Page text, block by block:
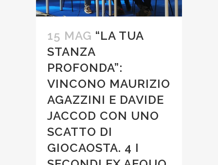
15 MAG “LA TUA
STANZA
PROFONDA”:
VINCONO MAURIZIO
AGAZZINI E DAVIDE
JACCOD CON UNO
SCATTO DI
GIOCAOSTA. 4 I